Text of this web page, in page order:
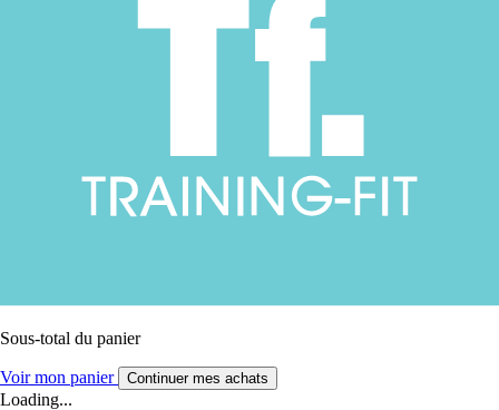
Sous-total du panier
Voir mon panier Continuer mes achats
Loading...